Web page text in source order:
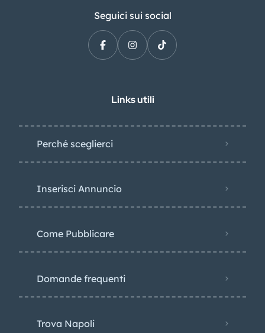
Seguici sui social
Links utili
Perché sceglierci
Inserisci Annuncio
Come Pubblicare
Domande frequenti
Trova Napoli